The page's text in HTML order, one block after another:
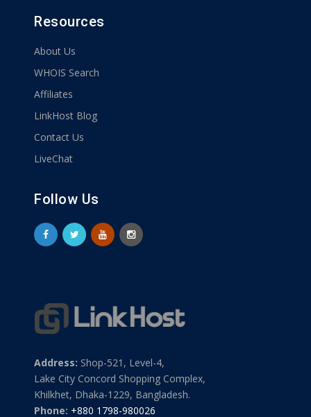
Resources
About Us
WHOIS Search
Affiliates
LinkHost Blog
Contact Us
LiveChat
Follow Us
Address: Shop-521, Level-4,
Lake City Concord Shopping Complex,
Khilkhet, Dhaka-1229, Bangladesh.
Phone: +880 1798-980026